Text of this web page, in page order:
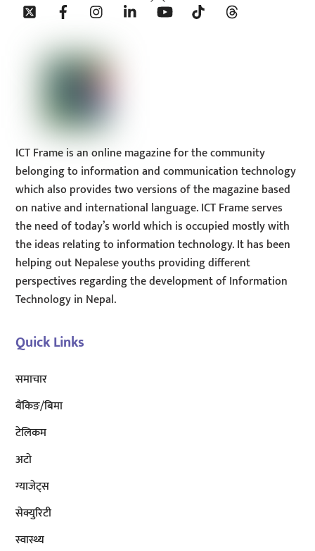
To
ICT Frame is an online magazine for the community
belonging to information and communication technology
which also provides two versions of the magazine based
on native and international language. ICT Frame serves
the need of today’s world which is occupied mostly with
the ideas relating to information technology. It has been
helping out Nepalese youths providing different
perspectives regarding the development of Information
Technology in Nepal.
Quick Links
समाचार
बैंकिङ/बिमा
टेलिकम
अटाे
ग्याजेट्स
सेक्युरिटी
स्वास्थ्य